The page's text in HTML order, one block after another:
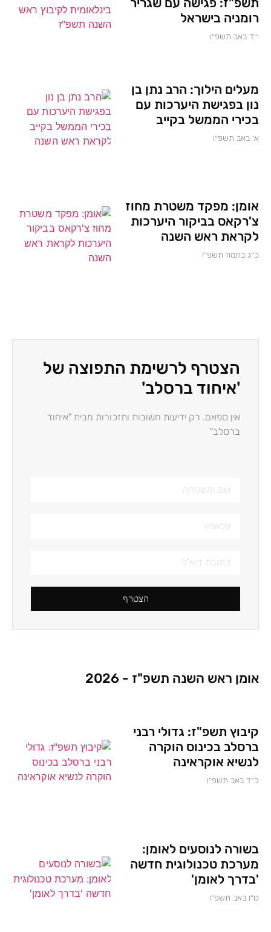
רומניה בישראל
י״ד באב תשפ״ו
מעלים הילוך: הרב נתן בן
נון בפגישת היערכות עם
בכירי הממשל בקייב
א׳ באב תשפ״ו
אומן: מפקד משטרת מחוז
צ'רקאס בביקור היערכות
לקראת ראש השנה
כ״ג בתמוז תשפ״ו
הצטרף לרשימת התפוצה של
'איחוד ברסלב'
אין ספאם. רק ידיעות חשובות ותזכורות מבית "איחוד
ברסלב"
הצטרף
אומן ראש השנה תשפ"ז - 2026
קיבוץ תשפ"ז: גדולי רבני
ברסלב בכינוס הוקרה
לנשיא אוקראינה
כ״ד באב תשפ״ו
בשורה לנוסעים לאומן:
מערכת טכנולוגית חדשה
'בדרך לאומן'
ט״ו באב תשפ״ו